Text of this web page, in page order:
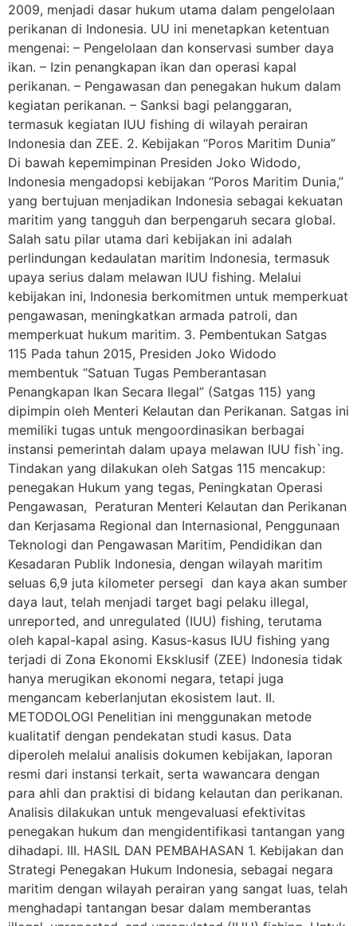
2009, menjadi dasar hukum utama dalam pengelolaan
perikanan di Indonesia. UU ini menetapkan ketentuan
mengenai: – Pengelolaan dan konservasi sumber daya
ikan. – Izin penangkapan ikan dan operasi kapal
perikanan. – Pengawasan dan penegakan hukum dalam
kegiatan perikanan. – Sanksi bagi pelanggaran,
termasuk kegiatan IUU fishing di wilayah perairan
Indonesia dan ZEE. 2. Kebijakan “Poros Maritim Dunia”
Di bawah kepemimpinan Presiden Joko Widodo,
Indonesia mengadopsi kebijakan “Poros Maritim Dunia,”
yang bertujuan menjadikan Indonesia sebagai kekuatan
maritim yang tangguh dan berpengaruh secara global.
Salah satu pilar utama dari kebijakan ini adalah
perlindungan kedaulatan maritim Indonesia, termasuk
upaya serius dalam melawan IUU fishing. Melalui
kebijakan ini, Indonesia berkomitmen untuk memperkuat
pengawasan, meningkatkan armada patroli, dan
memperkuat hukum maritim. 3. Pembentukan Satgas
115 Pada tahun 2015, Presiden Joko Widodo
membentuk “Satuan Tugas Pemberantasan
Penangkapan Ikan Secara Ilegal” (Satgas 115) yang
dipimpin oleh Menteri Kelautan dan Perikanan. Satgas ini
memiliki tugas untuk mengoordinasikan berbagai
instansi pemerintah dalam upaya melawan IUU fish`ing.
Tindakan yang dilakukan oleh Satgas 115 mencakup:
penegakan Hukum yang tegas, Peningkatan Operasi
Pengawasan, Peraturan Menteri Kelautan dan Perikanan
dan Kerjasama Regional dan Internasional, Penggunaan
Teknologi dan Pengawasan Maritim, Pendidikan dan
Kesadaran Publik Indonesia, dengan wilayah maritim
seluas 6,9 juta kilometer persegi dan kaya akan sumber
daya laut, telah menjadi target bagi pelaku illegal,
unreported, and unregulated (IUU) fishing, terutama
oleh kapal-kapal asing. Kasus-kasus IUU fishing yang
terjadi di Zona Ekonomi Eksklusif (ZEE) Indonesia tidak
hanya merugikan ekonomi negara, tetapi juga
mengancam keberlanjutan ekosistem laut. II.
METODOLOGI Penelitian ini menggunakan metode
kualitatif dengan pendekatan studi kasus. Data
diperoleh melalui analisis dokumen kebijakan, laporan
resmi dari instansi terkait, serta wawancara dengan
para ahli dan praktisi di bidang kelautan dan perikanan.
Analisis dilakukan untuk mengevaluasi efektivitas
penegakan hukum dan mengidentifikasi tantangan yang
dihadapi. III. HASIL DAN PEMBAHASAN 1. Kebijakan dan
Strategi Penegakan Hukum Indonesia, sebagai negara
maritim dengan wilayah perairan yang sangat luas, telah
menghadapi tantangan besar dalam memberantas